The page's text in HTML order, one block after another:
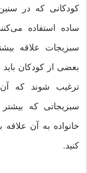
کودکانی که در
ساده استفاده
سبزیجات علاقه
بعضی از کودکان باید
ترغیب شوند که آن
سبزیجاتی که
خانواده به آن علاقه
کنید.